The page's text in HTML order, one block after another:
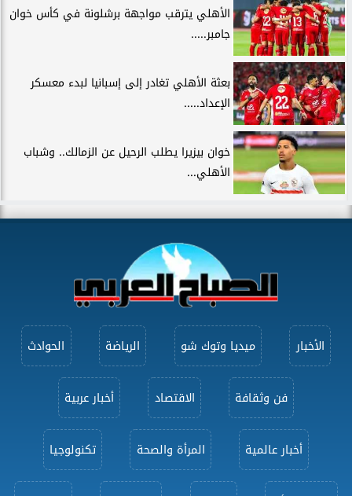
الأهلي يترقب مواجهة برشلونة في كأس خوان
جامبر.....
بعثة الأهلي تغادر إلى إسبانيا لبدء معسكر
الإعداد.....
خوان بيزيرا يطلب الرحيل عن الزمالك.. وشباب
الأهلي...
الأخبار ميديا وتوك شو الرياضة الحوادث
فن وثقافة الاقتصاد أخبار عربية
أخبار عالمية المرأة والصحة تكنولوجيا